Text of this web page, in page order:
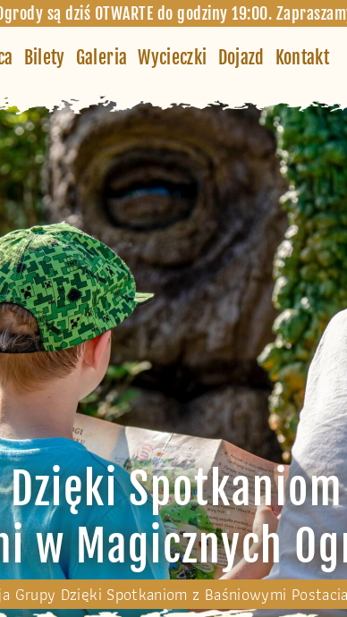
są dziś OTWARTE do godziny 19:00.
Bilety Galeria Wycieczki Dojazd Kontakt
w Magicznych
Grupy Dzięki Spotkaniom z Baśniowymi